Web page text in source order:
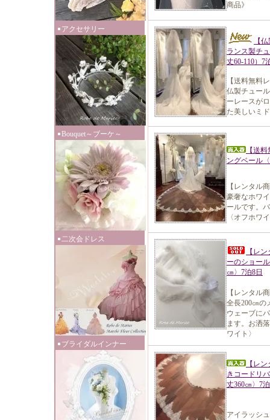
アクセサリー
Bouquet～ブーケ～
二次会ドレス
ブライダルインナー
商品》
【
ランス製チ
丈60-110）7
【送料無料
仏製チュー
ーレースが
た美しいミ
【送
ングベール
【レンタル
豪奢なホワ
ールです。
〈オフホワ
【レ
ーのショー
㎝〉7泊8日
【レンタル
全長200㎝の
ウェーブに
ます。お洒
ワイト〉
【レ
きコードリ
丈360㎝〉7
アイラッシ